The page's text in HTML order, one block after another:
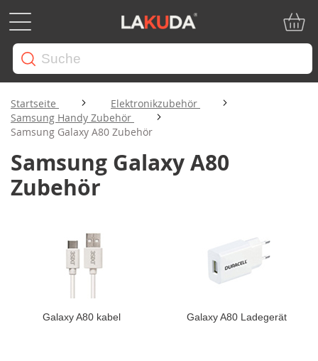
Startseite
Elektronikzubehör
Samsung Handy Zubehör
Samsung Galaxy A80 Zubehör
Samsung Galaxy A80
Zubehör
Galaxy A80 kabel Galaxy A80 Ladegerät